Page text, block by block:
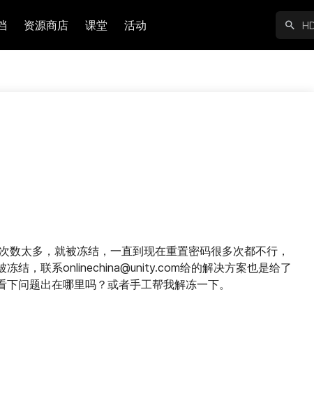
资源商店 课堂 活动
数太多，就被冻结，一直到现在重置密码很多次都不行，
冻结，联系onlinechina@unity.com给的解决方案也是给了
问题出在哪里吗？或者手工帮我解冻一下。